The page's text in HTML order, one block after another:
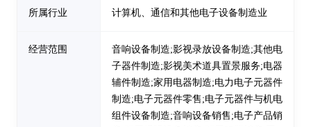
所属行业 计算机、通信和其他电子设备制造业
经营范围
音响设备制造;影视录放设备制造;其他电
子器件制造;影视美术道具置景服务;电器
辅件制造;家用电器制造;电力电子元器件
制造;电子元器件零售;电子元器件与机电
组件设备制造;音响设备销售;电子产品销